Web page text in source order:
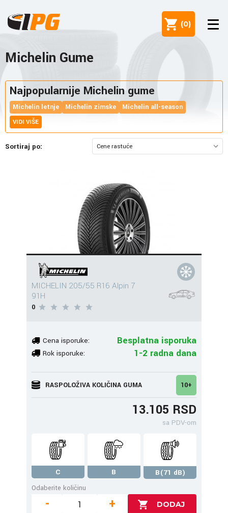
(0)
Michelin Gume
Najpopularnije Michelin gume
Michelin letnje Michelin zimske Michelin all-season
VIDI VIŠE
Sortiraj po:
MICHELIN 205/55 R16 Alpin 7
91H
0
Cena isporuke: Besplatna isporuka
Rok isporuke: 1-2 radna dana
RASPOLOŽIVA KOLIČINA GUMA 10+
13.105 RSD
sa PDV-om
C B
B(71 dB)
Odaberite količinu
- +